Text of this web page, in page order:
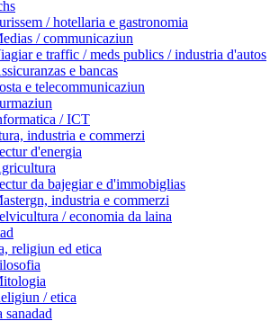
/ hotellaria e gastronomia
/ communicaziun
e traffic / meds publics / industria d'autos
e bancas
e telecommunicaziun
/ ICT
industria e commerzi
d'energia
da bajegiar e d'immobiglias
industria e commerzi
/ economia da laina
religiun ed etica
/ etica
sanadad